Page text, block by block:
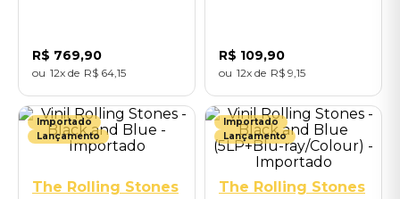
R$ 769,90
12 R$ 64 15
R$ 109,90
12 R$ 9 15
Importado
Lançamento
The Rolling Stones
Importado
Lançamento
The Rolling Stones